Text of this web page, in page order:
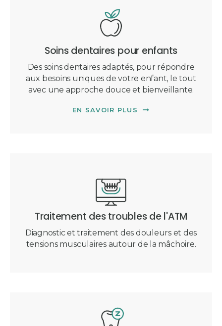
Soins dentaires pour enfants
Des soins dentaires adaptés, pour répondre
aux besoins uniques de votre enfant, le tout
avec une approche douce et bienveillante.
EN SAVOIR PLUS
Traitement des troubles de l'ATM
Diagnostic et traitement des douleurs et des
tensions musculaires autour de la mâchoire.